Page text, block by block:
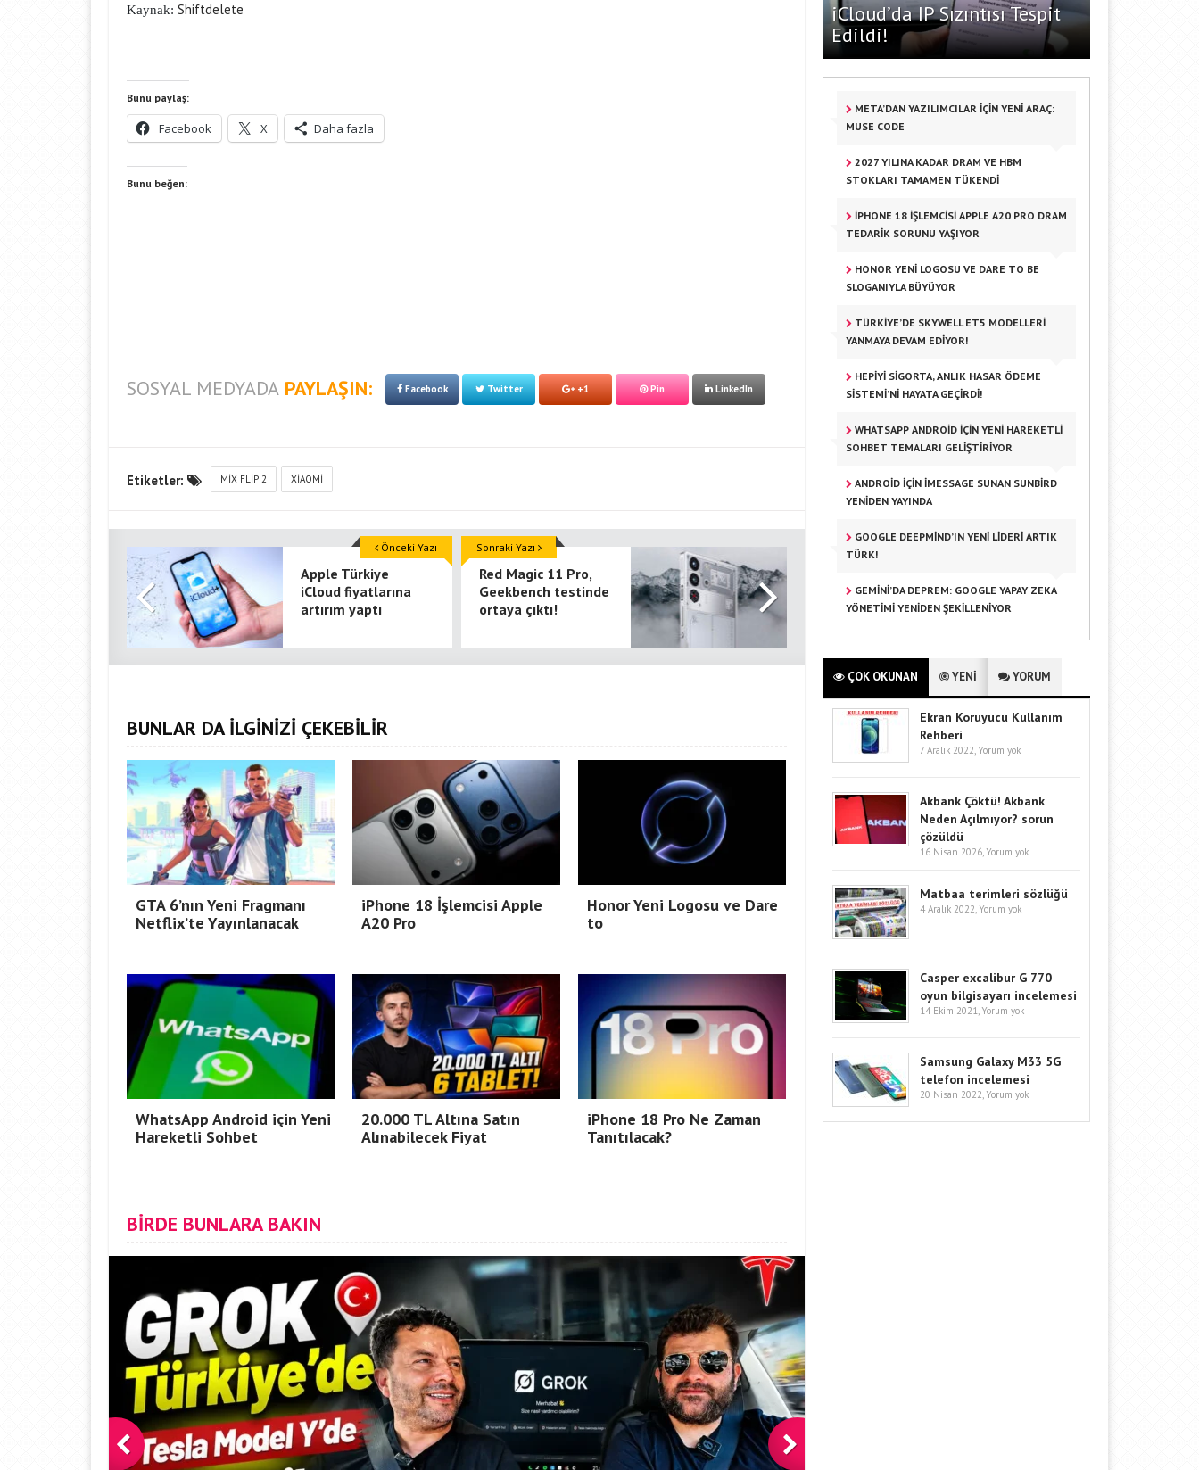
Kaynak: Shiftdelete
Bunu paylaş:
Facebook X Daha fazla
Bunu beğen:
SOSYAL MEDYADA PAYLAŞIN: Facebook Twitter +1 Pin LinkedIn
Etiketler: MIX FLIP 2 XIAOMI
Apple Türkiye
iCloud fiyatlarına
artırım yaptı
Önceki Yazı
Red Magic 11 Pro,
Geekbench testinde
ortaya çıktı!
Sonraki Yazı
BUNLAR DA İLGİNİZİ ÇEKEBİLİR
GTA 6’nın Yeni Fragmanı
Netflix’te Yayınlanacak
iPhone 18 İşlemcisi Apple
A20 Pro
Honor Yeni Logosu ve Dare
to
WhatsApp Android için Yeni
Hareketli Sohbet
20.000 TL Altına Satın
Alınabilecek Fiyat
iPhone 18 Pro Ne Zaman
Tanıtılacak?
BİRDE BUNLARA BAKIN
iCloud’da IP Sızıntısı Tespit
Edildi!
META’DAN YAZILIMCILAR IÇIN YENI ARAÇ:
MUSE CODE
2027 YILINA KADAR DRAM VE HBM
STOKLARI TAMAMEN TÜKENDI
IPHONE 18 İŞLEMCISI APPLE A20 PRO DRAM
TEDARIK SORUNU YAŞIYOR
HONOR YENI LOGOSU VE DARE TO BE
SLOGANIYLA BÜYÜYOR
TÜRKIYE’DE SKYWELL ET5 MODELLERI
YANMAYA DEVAM EDIYOR!
HEPIYI SIGORTA, ANLIK HASAR ÖDEME
SISTEMI’NI HAYATA GEÇIRDI!
WHATSAPP ANDROID IÇIN YENI HAREKETLI
SOHBET TEMALARI GELIŞTIRIYOR
ANDROID IÇIN IMESSAGE SUNAN SUNBIRD
YENIDEN YAYINDA
GOOGLE DEEPMIND’IN YENI LIDERI ARTIK
TÜRK!
GEMINI’DA DEPREM: GOOGLE YAPAY ZEKA
YÖNETIMI YENIDEN ŞEKILLENIYOR
ÇOK OKUNAN YENİ YORUM
Ekran Koruyucu Kullanım
Rehberi
7 Aralık 2022, Yorum yok
Akbank Çöktü! Akbank
Neden Açılmıyor? sorun
çözüldü
16 Nisan 2026, Yorum yok
Matbaa terimleri sözlüğü
4 Aralık 2022, Yorum yok
Casper excalibur G 770
oyun bilgisayarı incelemesi
14 Ekim 2021, Yorum yok
Samsung Galaxy M33 5G
telefon incelemesi
20 Nisan 2022, Yorum yok